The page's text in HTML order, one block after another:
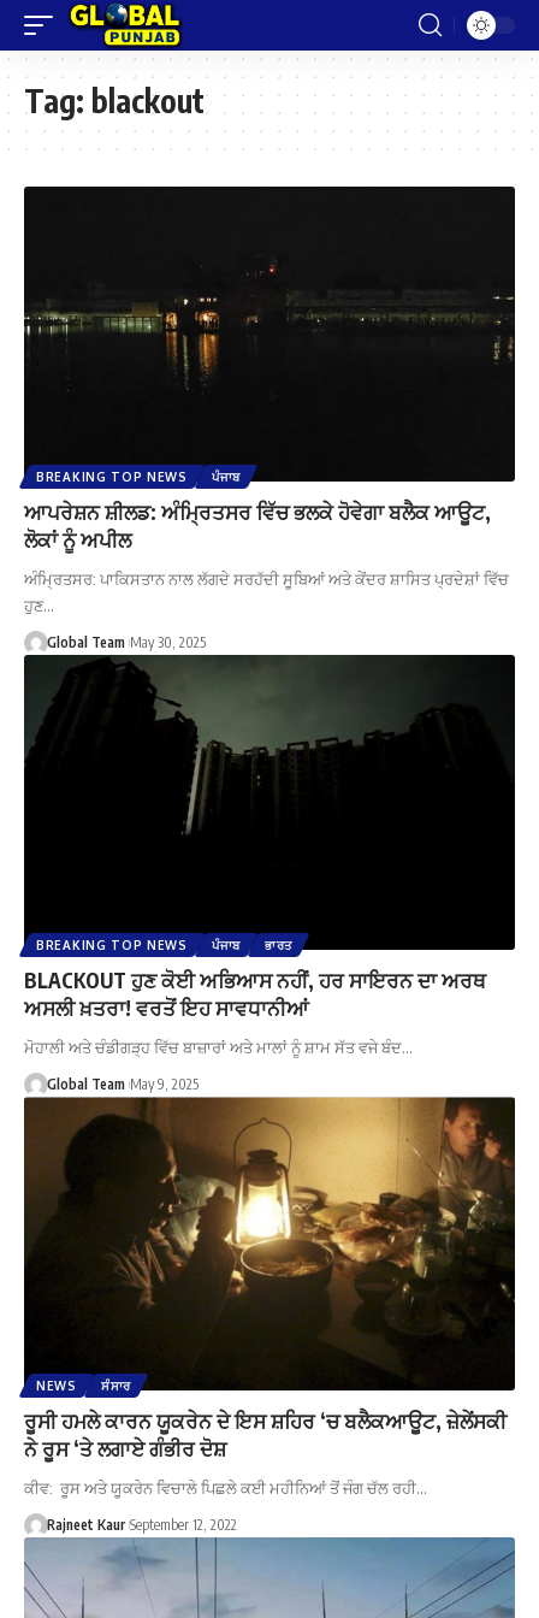
Tag: blackout
BREAKING TOP NEWS ਪੰਜਾਬ
ਆਪਰੇਸ਼ਨ ਸ਼ੀਲਡ: ਅੰਮ੍ਰਿਤਸਰ ਵਿੱਚ ਭਲਕੇ ਹੋਵੇਗਾ ਬਲੈਕ ਆਊਟ,
ਲੋਕਾਂ ਨੂੰ ਅਪੀਲ
ਅੰਮ੍ਰਿਤਸਰ: ਪਾਕਿਸਤਾਨ ਨਾਲ ਲੱਗਦੇ ਸਰਹੱਦੀ ਸੂਬਿਆਂ ਅਤੇ ਕੇਂਦਰ ਸ਼ਾਸਿਤ ਪ੍ਰਦੇਸ਼ਾਂ ਵਿੱਚ
ਹੁਣ…
Global Team May 30, 2025
BREAKING TOP NEWS ਪੰਜਾਬ ਭਾਰਤ
BLACKOUT ਹੁਣ ਕੋਈ ਅਭਿਆਸ ਨਹੀਂ, ਹਰ ਸਾਇਰਨ ਦਾ ਅਰਥ
ਅਸਲੀ ਖ਼ਤਰਾ! ਵਰਤੋਂ ਇਹ ਸਾਵਧਾਨੀਆਂ
ਮੋਹਾਲੀ ਅਤੇ ਚੰਡੀਗੜ੍ਹ ਵਿੱਚ ਬਾਜ਼ਾਰਾਂ ਅਤੇ ਮਾਲਾਂ ਨੂੰ ਸ਼ਾਮ ਸੱਤ ਵਜੇ ਬੰਦ…
Global Team May 9, 2025
NEWS ਸੰਸਾਰ
ਰੂਸੀ ਹਮਲੇ ਕਾਰਨ ਯੂਕਰੇਨ ਦੇ ਇਸ ਸ਼ਹਿਰ ‘ਚ ਬਲੈਕਆਊਟ, ਜ਼ੇਲੇਂਸਕੀ
ਨੇ ਰੂਸ ‘ਤੇ ਲਗਾਏ ਗੰਭੀਰ ਦੋਸ਼
ਕੀਵ: ਰੂਸ ਅਤੇ ਯੂਕਰੇਨ ਵਿਚਾਲੇ ਪਿਛਲੇ ਕਈ ਮਹੀਨਿਆਂ ਤੋਂ ਜੰਗ ਚੱਲ ਰਹੀ…
Rajneet Kaur September 12, 2022